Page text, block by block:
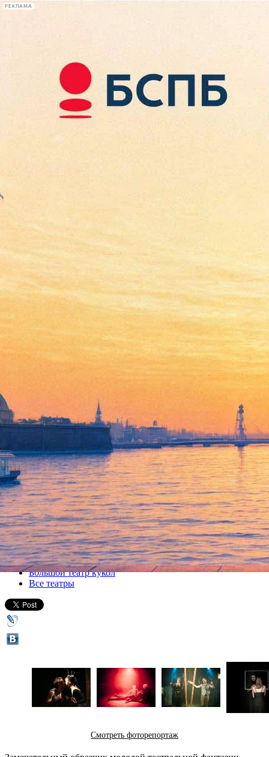
РЕКЛАМА
Сегодня:
2026.08.07
18:14
Афиша Plus
Шекспир-лаборатория
04 апреля 2013, четверг,19.00
Версия для печати
Все спектакли
Большой театр кукол
Все театры
Смотреть фоторепортаж